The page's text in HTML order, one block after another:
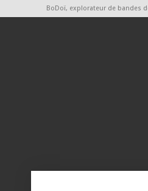
BoDoï, explorateur de bandes